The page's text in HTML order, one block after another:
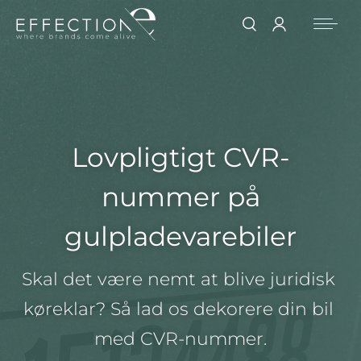
Lovpligtigt CVR-
nummer på
gulpladevarebiler
Skal det være nemt at blive juridisk
køreklar? Så lad os dekorere din bil
med CVR-nummer.